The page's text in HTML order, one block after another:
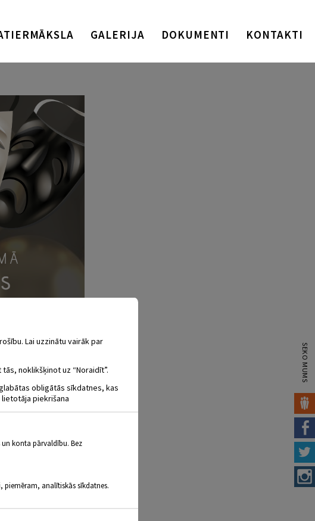
GALERIJA DOKUMENTI KONTAKTI
SEKO MUMS
Lai uzzinātu vairāk par
noklikšķinot uz “Noraidīt”.
obligātās sīkdatnes, kas
piekrišana
konta pārvaldību. Bez
analītiskās sīkdatnes.